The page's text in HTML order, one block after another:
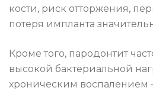
кости, риск отторжения,
потеря импланта
Кроме того, пародонтит
высокой бактериальной
хроническим воспалением